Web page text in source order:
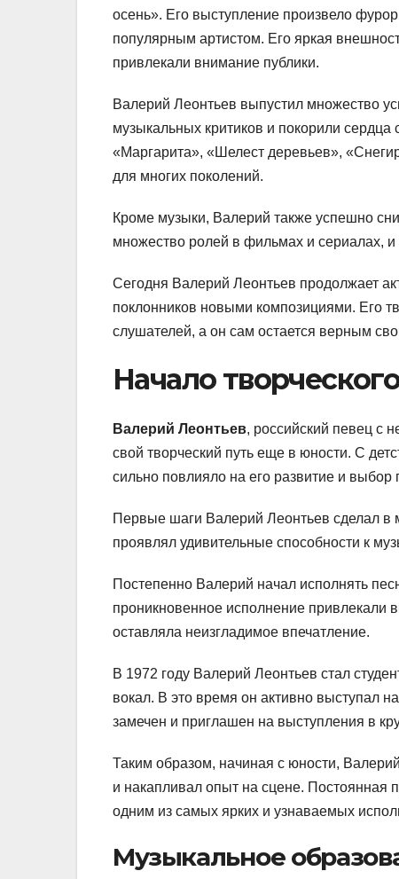
осень». Его выступление произвело
популярным артистом. Его яркая
привлекали внимание публики.
Валерий Леонтьев выпустил множество
музыкальных критиков и покорили
«Маргарита», «Шелест деревьев»,
для многих поколений.
Кроме музыки, Валерий также успешно
множество ролей в фильмах и сериалах, и
Сегодня Валерий Леонтьев продолжает
поклонников новыми композициями. Его
слушателей, а он сам остается верным
Начало
Валерий Леонтьев, российский певец с
свой творческий путь еще в юности. С
сильно повлияло на его развитие и выбор
Первые шаги Валерий Леонтьев сделал в
проявлял удивительные способности к
Постепенно Валерий начал исполнять
проникновенное исполнение привлекали
оставляла неизгладимое впечатление.
В 1972 году Валерий Леонтьев стал
вокал. В это время он активно выступал
замечен и приглашен на выступления в
Таким образом, начиная с юности,
и накапливал опыт на сцене. Постоянная
одним из самых ярких и узнаваемых
Музыкальное